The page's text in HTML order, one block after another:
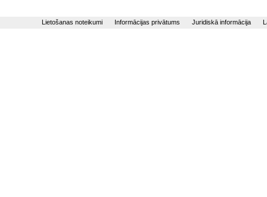
Lietošanas noteikumi Informācijas privātums Juridiskā informācija